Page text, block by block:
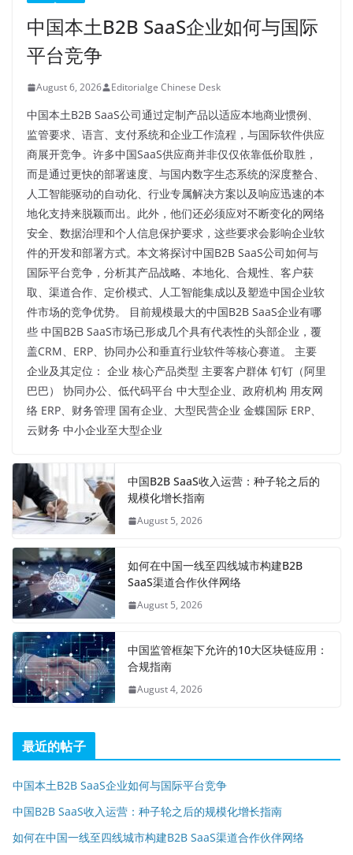
中国本土B2B SaaS企业如何与国际
平台竞争
August 6, 2026 Editorialge Chinese Desk
中国本土B2B SaaS公司通过定制产品以适应本地商业惯例、
监管要求、语言、支付系统和企业工作流程，与国际软件供应
商展开竞争。许多中国SaaS供应商并非仅仅依靠低价取胜，
而是通过更快的部署速度、与国内数字生态系统的深度整合、
人工智能驱动的自动化、行业专属解决方案以及响应迅速的本
地化支持来脱颖而出。此外，他们还必须应对不断变化的网络
安全、数据治理和个人信息保护要求，这些要求会影响企业软
件的开发和部署方式。本文将探讨中国B2B SaaS公司如何与
国际平台竞争，分析其产品战略、本地化、合规性、客户获
取、渠道合作、定价模式、人工智能集成以及塑造中国企业软
件市场的竞争优势。 目前规模最大的中国B2B SaaS企业有哪
些 中国B2B SaaS市场已形成几个具有代表性的头部企业，覆
盖CRM、ERP、协同办公和垂直行业软件等核心赛道。 主要
企业及其定位： 企业 核心产品类型 主要客户群体 钉钉（阿里
巴巴） 协同办公、低代码平台 中大型企业、政府机构 用友网
络 ERP、财务管理 国有企业、大型民营企业 金蝶国际 ERP、
云财务 中小企业至大型企业
中国B2B SaaS收入运营：种子轮之后的
规模化增长指南
August 5, 2026
如何在中国一线至四线城市构建B2B
SaaS渠道合作伙伴网络
August 5, 2026
中国监管框架下允许的10大区块链应用：
合规指南
August 4, 2026
最近的帖子
中国本土B2B SaaS企业如何与国际平台竞争
中国B2B SaaS收入运营：种子轮之后的规模化增长指南
如何在中国一线至四线城市构建B2B SaaS渠道合作伙伴网络